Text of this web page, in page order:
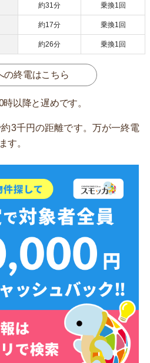
約31分 乗換1回
約17分 乗換1回
約26分 乗換1回
の終電はこちら
以降と遅めです。
3千円の距離です。万が一終電
す。